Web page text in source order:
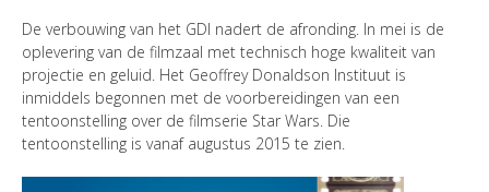
De verbouwing van het GDI nadert de afronding. In mei is de
oplevering van de filmzaal met technisch hoge kwaliteit van
projectie en geluid. Het Geoffrey Donaldson Instituut is
inmiddels begonnen met de voorbereidingen van een
tentoonstelling over de filmserie Star Wars. Die
tentoonstelling is vanaf augustus 2015 te zien.